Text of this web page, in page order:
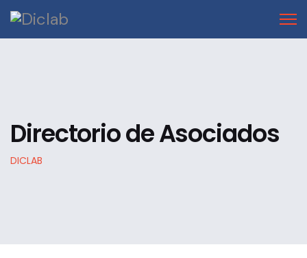
Directorio de Asociados
DICLAB